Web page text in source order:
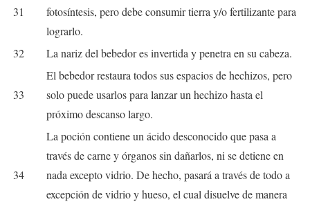
31
fotosíntesis, pero debe consumir tierra y/o fertilizante para
lograrlo.
32
La nariz del bebedor es invertida y penetra en su cabeza.
33
El bebedor restaura todos sus espacios de hechizos, pero
solo puede usarlos para lanzar un hechizo hasta el
próximo descanso largo.
34
La poción contiene un ácido desconocido que pasa a
través de carne y órganos sin dañarlos, ni se detiene en
nada excepto vidrio. De hecho, pasará a través de todo a
excepción de vidrio y hueso, el cual disuelve de manera